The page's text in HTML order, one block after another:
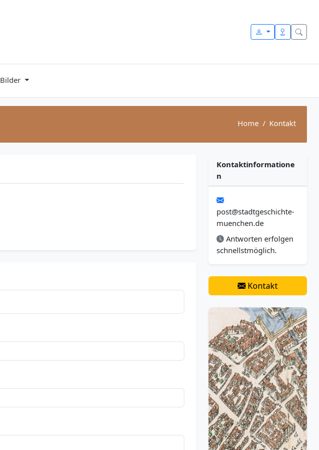
Bilder
Home Kontakt
Kontaktinformatione
n
post@stadtgeschichte-
muenchen.de
Antworten erfolgen
schnellstmöglich.
Kontakt